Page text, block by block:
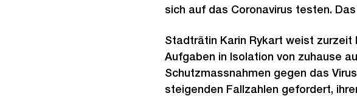
sich auf das Coronavirus testen.
Stadträtin Karin Rykart weist
Aufgaben in Isolation von zuhause
Schutzmassnahmen gegen das
steigenden Fallzahlen gefordert,